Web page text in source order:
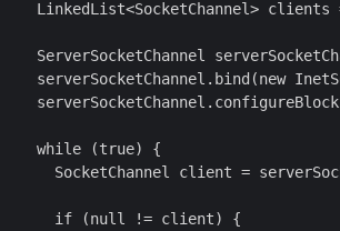
LinkedList<SocketChannel> clients
ServerSocketChannel
serverSocketChannel.bind(new
    while (true) {
SocketChannel client =
      if (null != client) {